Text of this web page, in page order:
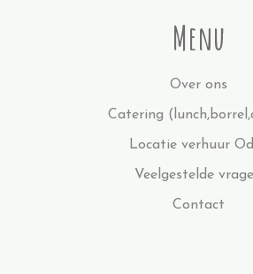
Menu
Over ons
Catering
Locatie verhuur
Veelgestelde
Contact